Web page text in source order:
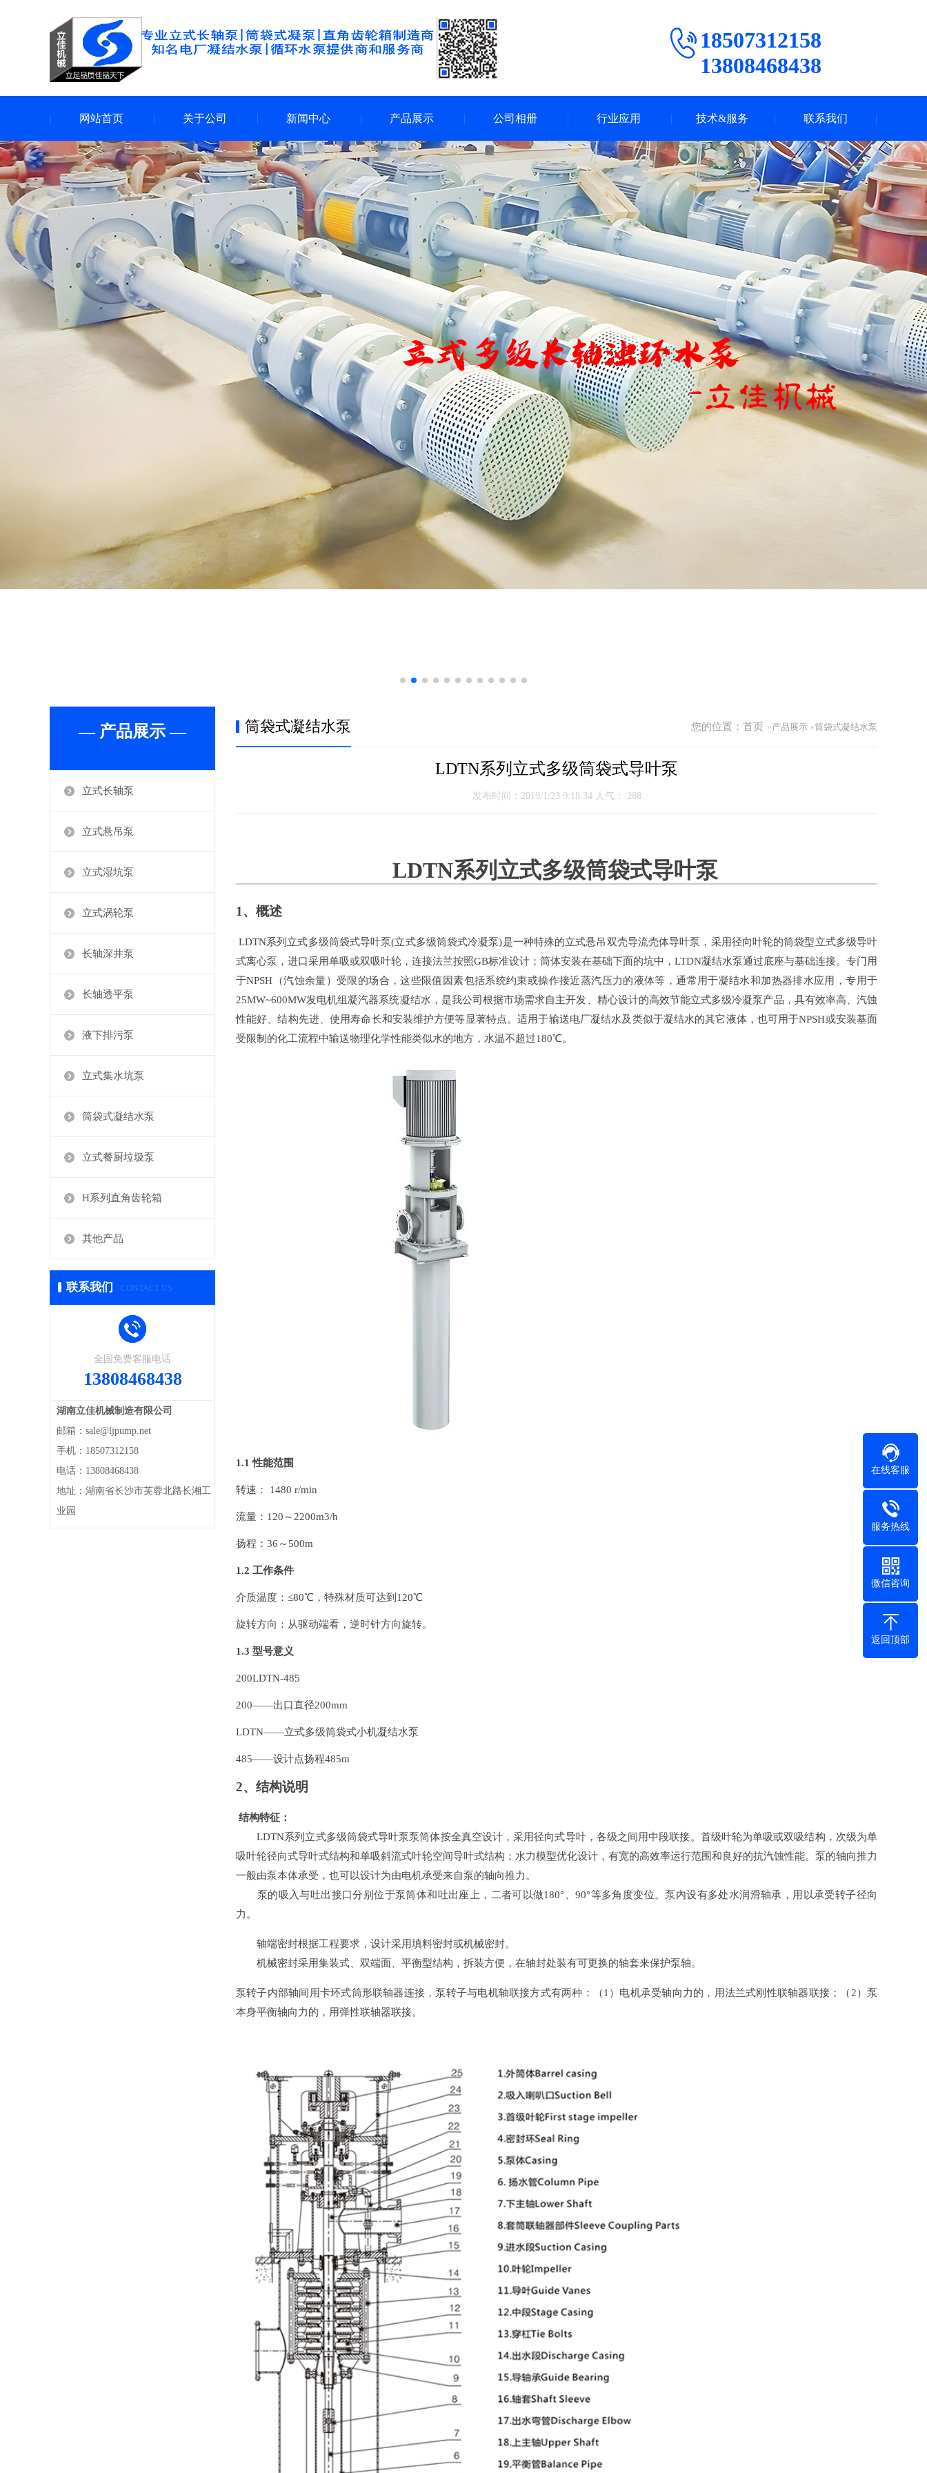
18507312158
13808468438
网站首页 关于公司 新闻中心 产品展示 公司相册 行业应用 技术&服务 联系我们
— 产品展示 —
立式长轴泵
立式悬吊泵
立式湿坑泵
立式涡轮泵
长轴深井泵
长轴透平泵
液下排污泵
立式集水坑泵
筒袋式凝结水泵
立式餐厨垃圾泵
H系列直角齿轮箱
其他产品
联系我们 / CONTACT US
全国免费客服电话
13808468438
湖南立佳机械制造有限公司
邮箱：sale@ljpump.net
手机：18507312158
电话：13808468438
地址：湖南省长沙市芙蓉北路长湘工
业园
您的位置： 首页 »产品展示 »筒袋式凝结水泵
筒袋式凝结水泵
LDTN系列立式多级筒袋式导叶泵
发布时间：2019/1/23 9:18:34 人气： 288
LDTN系列立式多级筒袋式导叶泵
1 、概述
LDTN系列立式多级筒袋式导叶泵(立式多级筒袋式冷凝泵)是一种特殊的立式悬吊双壳导流壳体导叶泵， 采用径向叶轮的筒袋型立式多级导叶
式离心泵，进口采用单吸或双吸叶轮，连接法兰按照GB标准设计；筒体安装在基础下面的坑中，LTDN凝结水泵通过底座与基础连接。 专门用
于NPSH（汽蚀余量）受限的场合，这些限值因素包括系统约束或操作接近蒸汽压力的液体等，通常用于凝结水和加热器排水应用，专用于
25MW~600MW发电机组凝汽器系统凝结水， 是我公司根据市场需求自主开发、精心设计的高效节能立式多级冷凝泵产品，具有效率高、汽蚀
性能好、结构先进、使用寿命长和安装维护方便等显著特点。适用于输送电厂凝结水及类似于凝结水的其它液体， 也可用于NPSH或安装基面
受限制的化工流程中输送物理化学性能类似水的地方，水温不超过180℃。
1.1性能范围
转速： 1480 r/min
流量：120～2200m3/h
扬程：36～500m
1.2 工作条件
介质温度：≤80℃，特殊材质可达到120℃
旋转方向：从驱动端看，逆时针方向旋转。
1.3 型号意义
200LDTN-485
200——出口直径200mm
LDTN——立式多级筒袋式小机凝结水泵
485——设计点扬程485m
2、结构说明
结构特征：
LDTN系列立式多级筒袋式导叶泵泵筒体按全真空设计，采用径向式导叶，各级之间用中段联接。首级叶轮为单吸或双吸结构，次级为单
吸叶轮径向式导叶式结构和单吸斜流式叶轮空间导叶式结构；水力模型优化设计，有宽的高效率运行范围和良好的抗汽蚀性能。泵的轴向推力
一般由泵本体承受，也可以设计为由电机承受来自泵的轴向推力。
泵的吸入与吐出接口分别位于泵筒体和吐出座上，二者可以做180°、90°等多角度变位。泵内设有多处水润滑轴承，用以承受转子径向
力。
轴端密封根据工程要求，设计采用填料密封或机械密封。
机械密封采用集装式、双端面、平衡型结构，拆装方便，在轴封处装有可更换的轴套来保护泵轴。
泵转子内部轴间用卡环式筒形联轴器连接，泵转子与电机轴联接方式有两种：（1）电机承受轴向力的，用法兰式刚性联轴器联接；（2）泵
本身平衡轴向力的，用弹性联轴器联接。
在线客服
服务热线
微信咨询
返回顶部